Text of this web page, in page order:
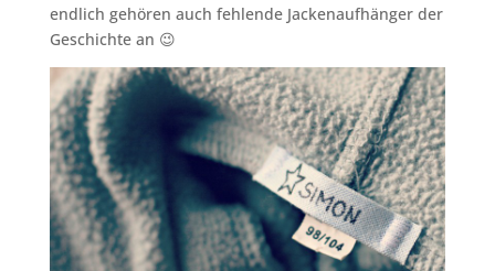
endlich gehören auch fehlende Jackenaufhänger der
Geschichte an 😉